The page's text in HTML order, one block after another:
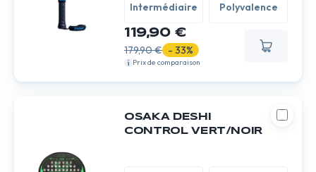
Intermédiaire Polyvalence
119,90 €
179,90 € - 33%
Prix de comparaison
OSAKA DESHI
CONTROL VERT/NOIR